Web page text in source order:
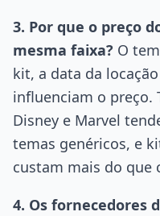
3. Por que o preço
mesma faixa? O
kit, a data da
influenciam o preço.
Disney e Marvel
temas genéricos, e
custam mais do que
4. Os fornecedores